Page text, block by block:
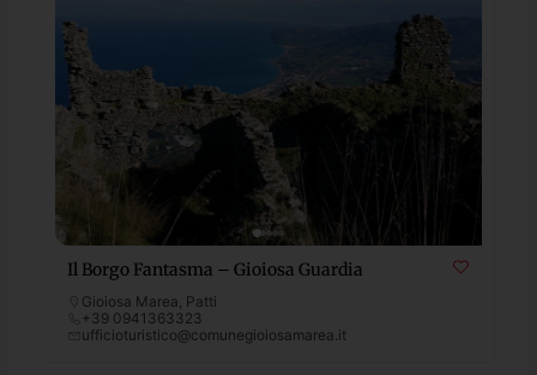
Il Borgo Fantasma – Gioiosa Guardia
Gioiosa Marea Patti
+39 0941363323
ufficioturistico@comunegioiosamarea.it